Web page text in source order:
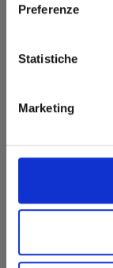
Preferenze
Statistiche
Marketing